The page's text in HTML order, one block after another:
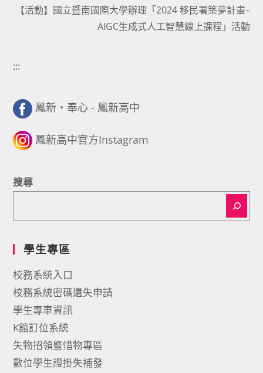
【活動】國立暨南國際大學辦理「2024 移民署築夢計畫–
AIGC生成式人工智慧線上課程」活動
:::
鳳新・奉心 - 鳳新高中
鳳新高中官方Instagram
搜尋
學生專區
校務系統入口
校務系統密碼遺失申請
學生專車資訊
K館訂位系統
失物招領暨惜物專區
數位學生證掛失補發